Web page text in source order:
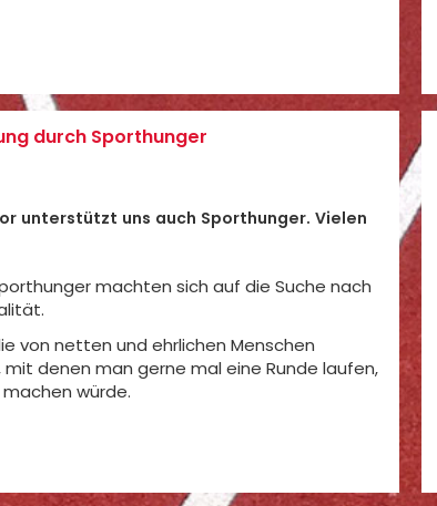
durch Sporthunger
unterstützt uns auch Sporthunger. Vielen
machten sich auf die Suche nach
von netten und ehrlichen Menschen
denen man gerne mal eine Runde laufen,
würde.